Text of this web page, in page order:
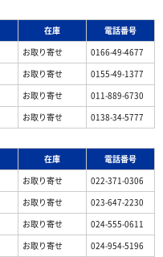
在庫
電話番号
お取り寄せ
0166-49-4677
お取り寄せ
0155-49-1377
お取り寄せ
011-889-6730
お取り寄せ 0138-34-5777
在庫
電話番号
お取り寄せ
022-371-0306
お取り寄せ
023-647-2230
お取り寄せ
024-555-0611
お取り寄せ 024-954-5196